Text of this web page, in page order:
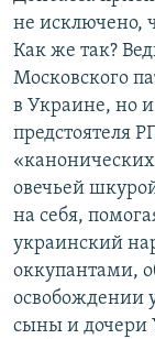
не исключено,
Как же так?
Московского
в Украине, но
предстоятеля
овечьей
на себя,
украинский
оккупантами,
освобождении
сыны и дочери